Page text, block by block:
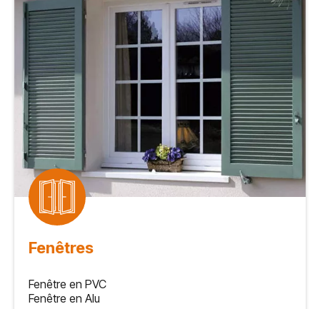
Fenêtres
Fenêtre en PVC
Fenêtre en Alu